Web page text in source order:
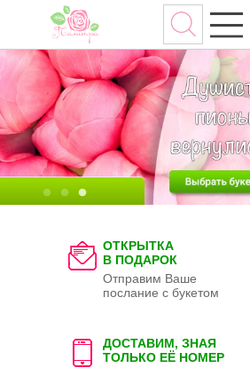
ОТКРЫТКА
В ПОДАРОК
Отправим Ваше
послание с букетом
ДОСТАВИМ, ЗНАЯ
ТОЛЬКО ЕЁ НОМЕР